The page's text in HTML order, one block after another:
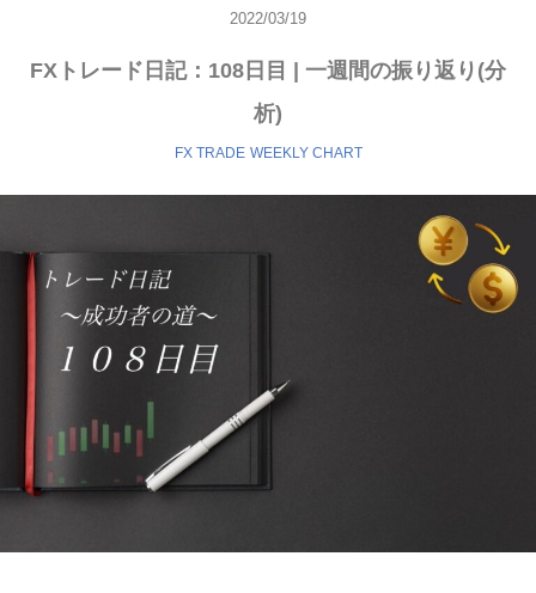
2022/03/19
FXトレード日記：108日目 | 一週間の振り返り(分
析)
FX TRADE WEEKLY CHART